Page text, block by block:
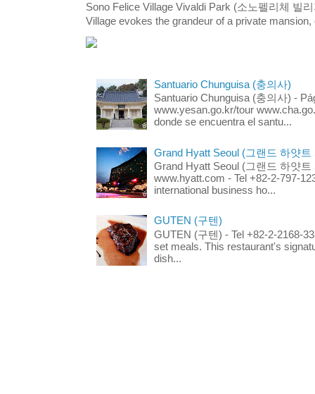
Sono Felice Village Vivaldi Park (소노펠리체 빌
Village evokes the grandeur of a private
Santuario Chunguisa (충의사)
Santuario Chunguisa (충의사) -
www.yesan.go.kr/tour
donde se encuentra el santu...
Grand Hyatt Seoul (그랜드 하얏트
Grand Hyatt Seoul (그랜드 하얏트
www.hyatt.com - Tel +82-2-797-
international business ho...
GUTEN (구텐)
GUTEN (구텐) - Tel +82-2-2168-
set meals. This restaurant's
dish...